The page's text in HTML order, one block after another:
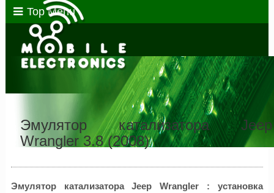
Top Menu
Эмулятор катализатора Jeep
Wrangler 3.8 (2008)
Эмулятор катализатора Jeep Wrangler : установка